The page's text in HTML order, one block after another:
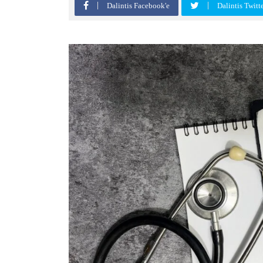
Dalintis Facebook'e Dalintis